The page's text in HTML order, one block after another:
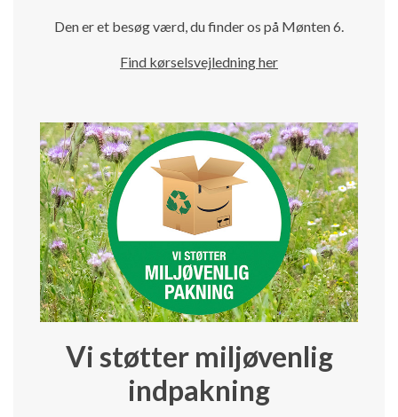
Den er et besøg værd, du finder os på Mønten 6.
Find kørselsvejledning her
Vi støtter miljøvenlig
indpakning